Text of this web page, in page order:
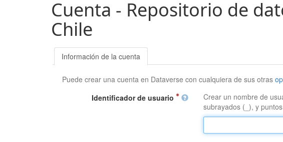
Cuenta - Repositorio de
Chile
Información de la cuenta
Puede crear una cuenta en Dataverse con cualquiera de sus otras
Identificador de usuario
Crear un nombre de
subrayados (_), y